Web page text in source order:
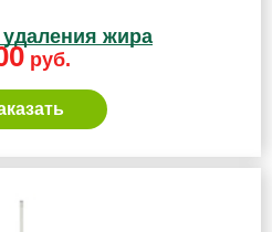
жира
руб.